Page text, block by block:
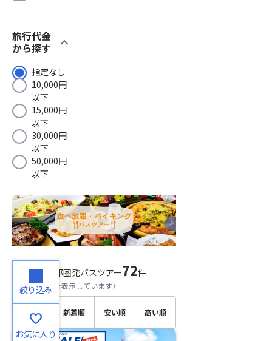
旅行代金
から探す
expand_more
指定なし
10,000円
以下
15,000円
以下
30,000円
以下
50,000円
以下
絞り込み
favorite
お気に入り
検索結果 首都圏発バスツアー72件
1～20件目を表示しています）
おすす
め順
新着順 安い順 高い順